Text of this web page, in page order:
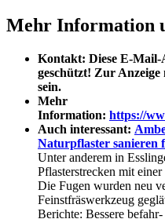
Mehr Information
Kontakt: Diese E-Mail-
geschützt! Zur Anzeige
sein.
Mehr
Information: https://
Auch interessant:
Naturpflaster sanieren
Unter anderem in
Pflasterstrecken mit
Die Fugen wurden neu
Feinstfräswerkzeug
Berichte: Bessere